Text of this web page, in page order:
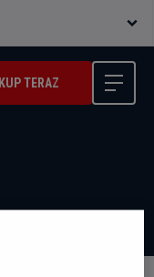
KUP TERAZ